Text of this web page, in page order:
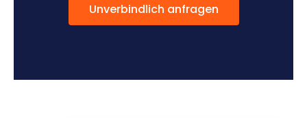
Unverbindlich anfragen